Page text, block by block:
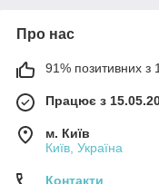
Про нас
91% позитивних з
Працює з
м. Київ
Київ, Україна
Контакти